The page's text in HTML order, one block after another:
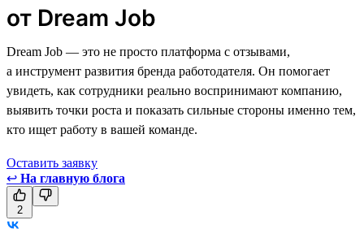
от Dream Job
Dream Job — это не просто платформа с отзывами,
а инструмент развития бренда работодателя. Он помогает
увидеть, как сотрудники реально воспринимают компанию,
выявить точки роста и показать сильные стороны именно тем,
кто ищет работу в вашей команде.
Оставить заявку
↩ На главную блога
2